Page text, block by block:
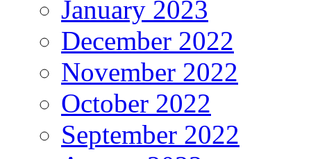
January 2023
December 2022
November 2022
October 2022
September 2022